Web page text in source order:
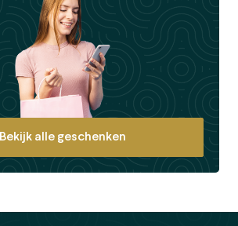
Bekijk alle geschenken